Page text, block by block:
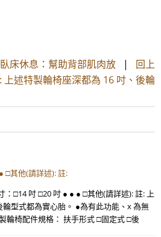
床休息：幫助背部肌肉放 | 回上
上述特製輪椅座深都為 16 吋、後輪
□其他(請詳述): 註:
□14 吋 □20 吋 ● ● ● □其他(請詳述): 註: 上
型式都為實心胎。 ●為有此功能、x 為無
輪椅配件規格： 扶手形式 □固定式 □後